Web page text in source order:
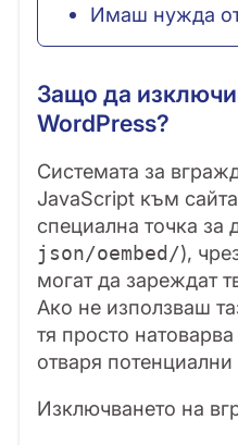
Имаш нужда
Защо да
WordPress?
Системата за
JavaScript към
специална точка за
json/oembed/),
могат да зареждат
Ако не използваш
тя просто
отваря
Изключването на